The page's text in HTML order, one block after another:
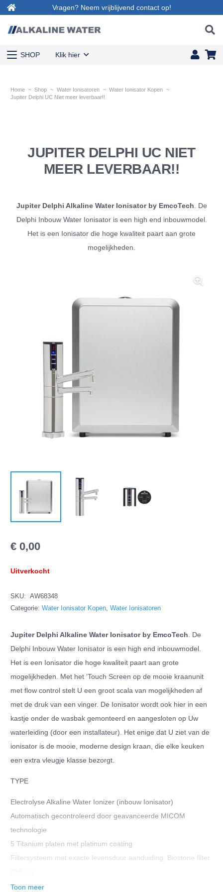
Vragen? Neem vrijblijvend contact op!
SHOP Klik hier
Home ~ Shop ~ Water Ionisatoren ~ Water Ionisator Kopen ~
Jupiter Delphi UC Niet meer leverbaar!!
JUPITER DELPHI UC NIET
MEER LEVERBAAR!!
Jupiter Delphi Alkaline Water Ionisator by EmcoTech . De
Delphi Inbouw Water Ionisator is een high end inbouwmodel.
Het is een Ionisator die hoge kwaliteit paart aan grote
mogelijkheden.
€ 0,00
Uitverkocht
SKU:
AW68348
Categorie: Water Ionisator Kopen Water Ionisatoren
Jupiter Delphi Alkaline Water Ionisator by EmcoTech . De
Delphi Inbouw Water Ionisator is een high end inbouwmodel.
Het is een Ionisator die hoge kwaliteit paart aan grote
mogelijkheden. Met het ‘Touch Screen op de mooie kraanunit
met flow control stelt U een groot scala van mogelijkheden af
met de druk van een vinger. De Ionisator wordt ook hier in een
kastje onder de wasbak gemonteerd en aangesloten op Uw
waterleiding (door een installateur). Het enige dat U ziet van de
ionisator is de mooie, moderne design kraan, die elke keuken
een extra vleugje klasse bezorgt.
TYPE
Electrolyse Alkaline Water Ionizer (inbouw Ionisator)
Automatisch gecontroleerd door geavanceerde MICOM
technologie
5 Titanium platen met platinum coating
Filtersysteem met exacte levensduur aanduiding; Biostone filter
230V/50Hz Rated voltage:AC220V/50Hz;
Toon meer